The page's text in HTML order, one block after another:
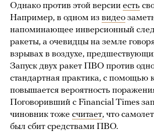
Однако против этой версии есть
Например, в одном из видео
напоминающее инверсионный
ракеты, а очевидцы на земле
взрывах в воздухе,
Запуск двух ракет ПВО против
стандартная практика, с помощью
повышается вероятность
Поговоривший с Financial Times
чиновник тоже считает, что
был сбит средствами ПВО.